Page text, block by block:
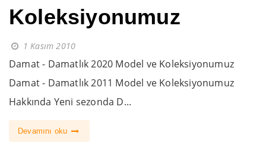
Koleksiyonumuz
1 Kasım 2010
Damat - Damatlık 2020 Model ve Koleksiyonumuz
Damat - Damatlık 2011 Model ve Koleksiyonumuz
Hakkında Yeni sezonda D...
Devamını oku